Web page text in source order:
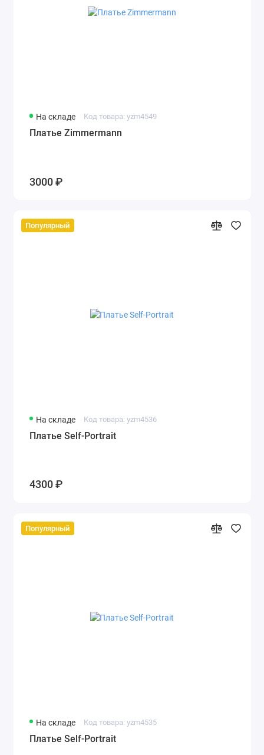
На складе Код товара: yzm4549
Платье Zimmermann
3000 ₽
Популярный
На складе Код товара: yzm4536
Платье Self-Portrait
4300 ₽
Популярный
На складе Код товара: yzm4535
Платье Self-Portrait